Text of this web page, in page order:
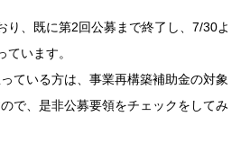
り、既に第2回公募まで終了し、7/30よ
ています。
ている方は、事業再構築補助金の対象
で、是非公募要領をチェックをしてみ